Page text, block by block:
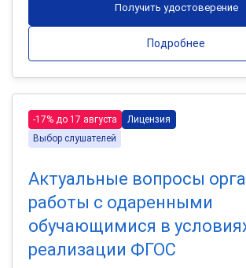
Получить удостоверение
Подробнее
-17% до 17 августа
Лицензия
Выбор слушателей
Актуальные вопросы
работы с одаренными
обучающимися в
реализации ФГОС